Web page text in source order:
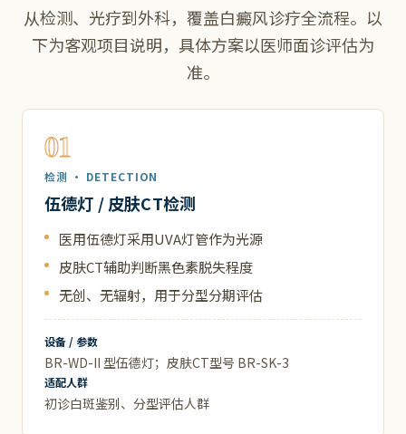
从检测、光疗到外科，覆盖白癜风诊疗全流程。以
下为客观项目说明，具体方案以医师面诊评估为
准。
01
检测 · DETECTION
伍德灯 / 皮肤CT检测
医用伍德灯采用UVA灯管作为光源
皮肤CT辅助判断黑色素脱失程度
无创、无辐射，用于分型分期评估
设备 / 参数
BR-WD-II 型伍德灯；皮肤CT型号 BR-SK-3
适配人群
初诊白斑鉴别、分型评估人群